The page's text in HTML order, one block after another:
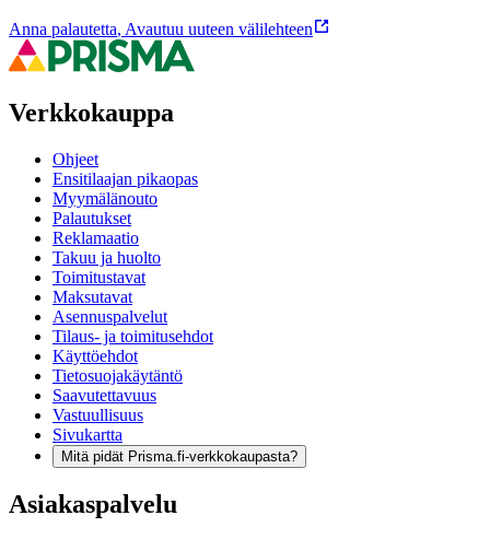
Anna palautetta, Avautuu uuteen välilehteen
Verkkokauppa
Ohjeet
Ensitilaajan pikaopas
Myymälänouto
Palautukset
Reklamaatio
Takuu ja huolto
Toimitustavat
Maksutavat
Asennuspalvelut
Tilaus- ja toimitusehdot
Käyttöehdot
Tietosuojakäytäntö
Saavutettavuus
Vastuullisuus
Sivukartta
Mitä pidät Prisma.fi-verkkokaupasta?
Asiakaspalvelu